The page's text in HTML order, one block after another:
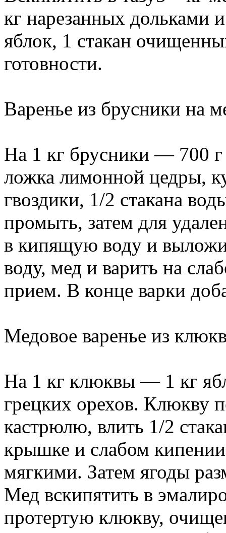
кг нарезанных дольками
яблок, 1 стакан
готовности.
Варенье из брусники на
На 1 кг брусники — 700 г
ложка лимонной цедры,
гвоздики, 1/2 стакана
промыть, затем для
в кипящую воду и
воду, мед и варить на
прием. В конце варки
Медовое варенье из
На 1 кг клюквы — 1 кг
грецких орехов. Клюкву
кастрюлю, влить 1/2
крышке и слабом
мягкими. Затем ягоды
Мед вскипятить в
протертую клюкву,